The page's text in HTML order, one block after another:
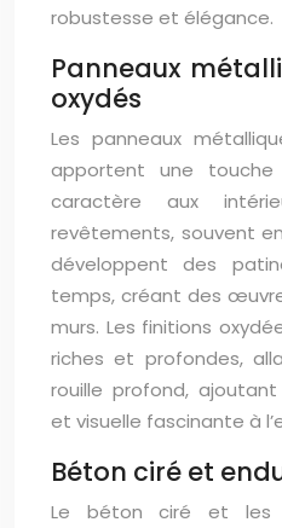
robustesse et élégance.
Panneaux
oxydés
Les panneaux
apportent une
caractère aux
revêtements, souvent
développent des
temps, créant des
murs. Les finitions
riches et profondes,
rouille profond,
et visuelle fascinante à
Béton ciré et
Le béton ciré et les